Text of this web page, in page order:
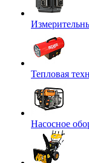
Тепловая
Насосное